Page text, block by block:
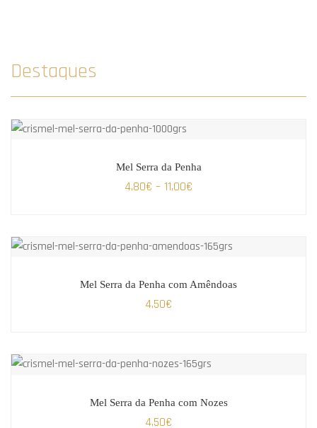
Destaques
Mel Serra da Penha
4,80€ – 11,00€
Mel Serra da Penha com Amêndoas
4,50€
Mel Serra da Penha com Nozes
4,50€